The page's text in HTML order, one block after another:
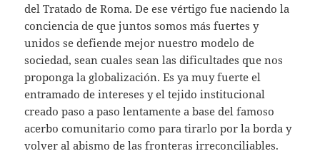
del Tratado de Roma. De ese vértigo fue naciendo la
conciencia de que juntos somos más fuertes y
unidos se defiende mejor nuestro modelo de
sociedad, sean cuales sean las dificultades que nos
proponga la globalización. Es ya muy fuerte el
entramado de intereses y el tejido institucional
creado paso a paso lentamente a base del famoso
acerbo comunitario como para tirarlo por la borda y
volver al abismo de las fronteras irreconciliables.